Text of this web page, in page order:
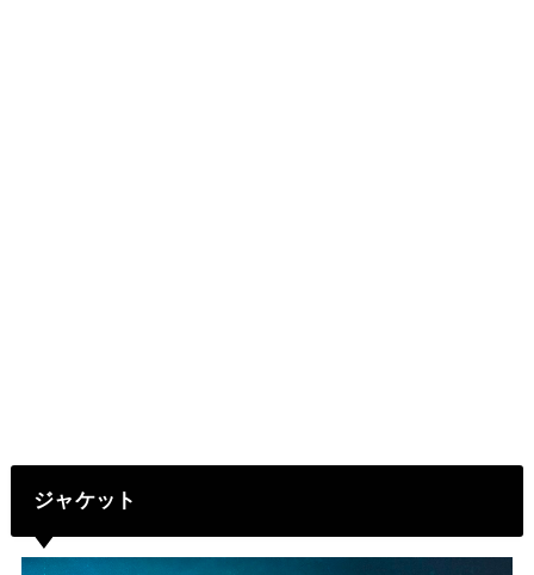
ジャケット